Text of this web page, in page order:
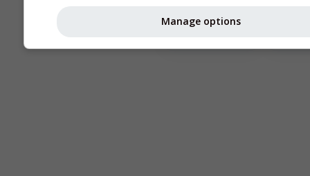
Astronomy
Manage options